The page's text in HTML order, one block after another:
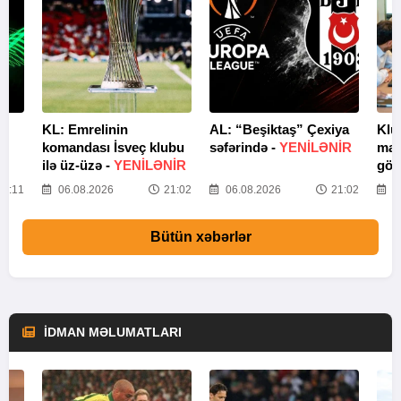
KL: Emrelinin
komandası İsveç klubu
ilə üz-üzə - YENİLƏNİR
06.08.2026 21:02
AL: “Beşiktaş” Çexiya
səfərində - YENİLƏNİR
06.08.2026 21:02
Bütün xəbərlər
İDMAN MƏLUMATLARI